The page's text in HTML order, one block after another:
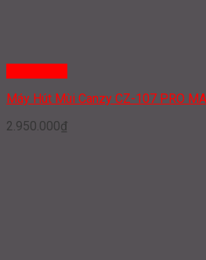
Máy Hút Mùi Canzy CZ-107 PRO
2.950.000₫